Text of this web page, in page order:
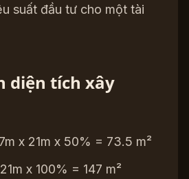
suất đầu tư cho một tài
diện tích xây
x 21m x 50% = 73.5 m²
x 100% = 147 m²